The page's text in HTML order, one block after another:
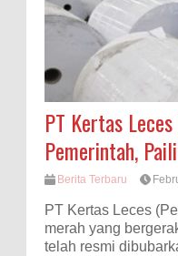
PT Kertas
Pemerintah,
Berita Terbaru
PT Kertas Leces
merah yang
telah resmi